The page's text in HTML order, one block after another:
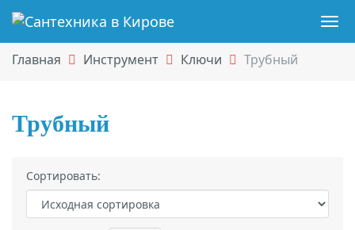
Skip
to
main
Навигация
Главная Инструмент Ключи Трубный
Трубный
Трубный
Сортировать: